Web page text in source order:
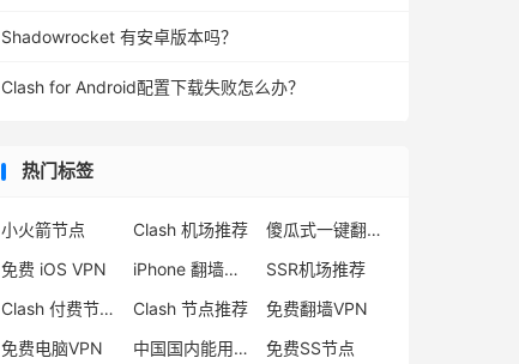
Shadowrocket 有安卓版本吗？
Clash for Android配置下载失败怎么办？
热门标签
小火箭节点 Clash 机场推荐
傻瓜式一键翻墙VPN客户端
免费 iOS VPN
iPhone 翻墙代理软件
SSR机场推荐
Clash 付费节点购买
Clash 节点推荐
免费翻墙VPN
免费电脑VPN
中国国内能用的翻墙VPN推荐
免费SS节点